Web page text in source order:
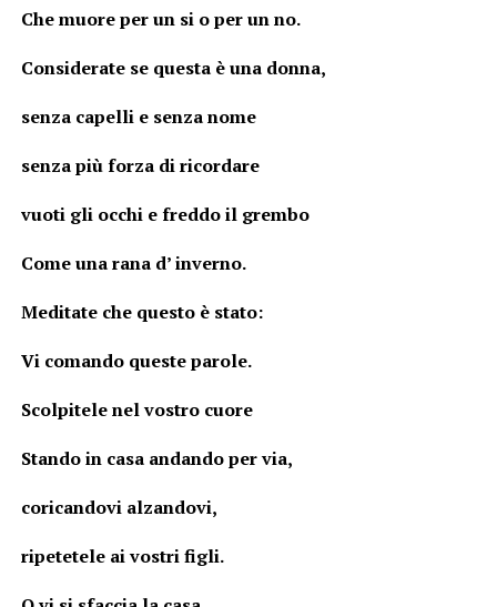
Che muore per un si o per un no.
Considerate se questa è una donna,
senza capelli e senza nome
senza più forza di ricordare
vuoti gli occhi e freddo il grembo
Come una rana d’ inverno.
Meditate che questo è stato:
Vi comando queste parole.
Scolpitele nel vostro cuore
Stando in casa andando per via,
coricandovi alzandovi,
ripetetele ai vostri figli.